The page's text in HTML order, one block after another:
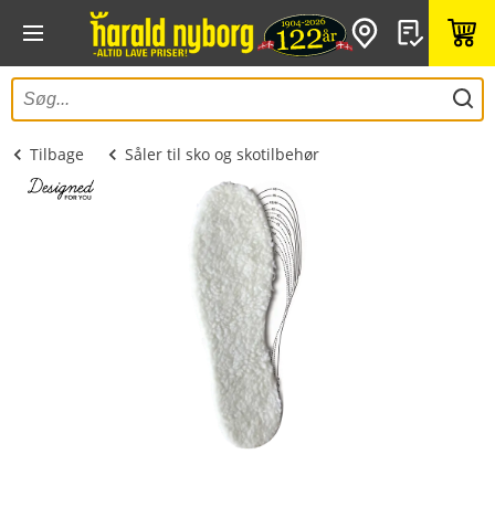
Tilbage Såler til sko og skotilbehør